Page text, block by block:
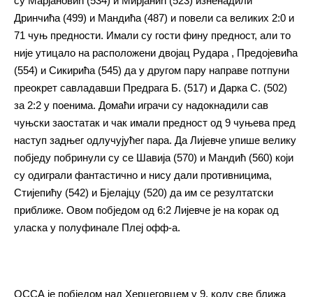
Дринчића (499) и Мандића (487) и повели са великих 2:0 и
71 чуњ предности. Имали су гости фину предност, али то
није утицало на расположени двојац Рудара , Предојевића
(554) и Сикирића (545) да у другом пару направе потпуни
преокрет савладавши Предрага Б. (517) и Дарка С. (502)
за 2:2 у поенима. Домаћи играчи су надокнадили сав
чуњски заостатак и чак имали предност од 9 чуњева пред
наступ задњег одлучујућег пара. Да Лијевче упише велику
побједу побринули су се Шавија (570) и Мандић (560) који
су одиграли фантастично и нису дали противницима,
Стијепићу (542) и Бјелајцу (520) да им се резултатски
приближе. Овом побједом од 6:2 Лијевче је на корак од
уласка у полуфинале Плеј офф-а.
ОССА је побједом над Херцеговцем у 9. колу све ближа